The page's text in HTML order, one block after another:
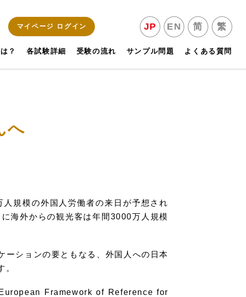
JP EN 简 繁
マイページ ログイン
？ 各試験詳細 受験の流れ サンプル問題 よくある質問
へ
規模の外国人労働者の来日が予想され
海外からの観光客は年間3000万人規模
ションの要ともなる、外国人への日本
。
Framework of Reference for